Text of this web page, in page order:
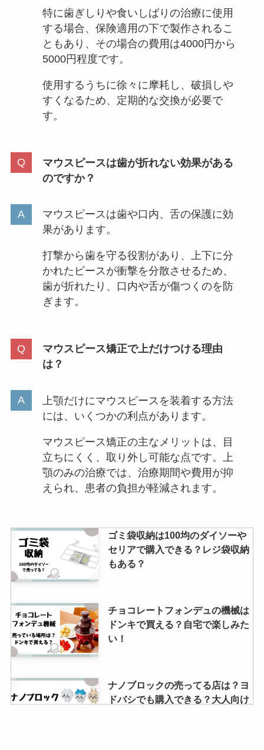
特に歯ぎしりや食いしばりの治療に使用
する場合、保険適用の下で製作されるこ
ともあり、その場合の費用は4000円から
5000円程度です。
使用するうちに徐々に摩耗し、破損しや
すくなるため、定期的な交換が必要で
す。
マウスピースは歯が折れない効果がある
のですか？
マウスピースは歯や口内、舌の保護に効
果があります。
打撃から歯を守る役割があり、上下に分
かれたピースが衝撃を分散させるため、
歯が折れたり、口内や舌が傷つくのを防
ぎます。
マウスピース矯正で上だけつける理由
は？
上顎だけにマウスピースを装着する方法
には、いくつかの利点があります。
マウスピース矯正の主なメリットは、目
立ちにくく、取り外し可能な点です。上
顎のみの治療では、治療期間や費用が抑
えられ、患者の負担が軽減されます。
ゴミ袋収納は100均のダイソーや
セリアで購入できる？レジ袋収納
もある？
チョコレートフォンデュの機械は
ドンキで買える？自宅で楽しみた
い！
ナノブロックの売ってる店は？ヨ
ドバシでも購入できる？大人向け